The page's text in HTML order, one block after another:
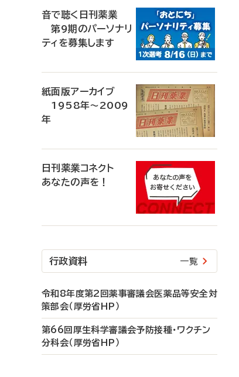
音で聴く日刊薬業
第9期のパーソナリ
ティを募集します
紙面版アーカイブ
1958年～2009
年
日刊薬業コネクト
あなたの声を！
行政資料 一覧
令和8年度第2回薬事審議会医薬品等安全対
策部会（厚労省HP）
第66回厚生科学審議会予防接種・ワクチン
分科会（厚労省HP）